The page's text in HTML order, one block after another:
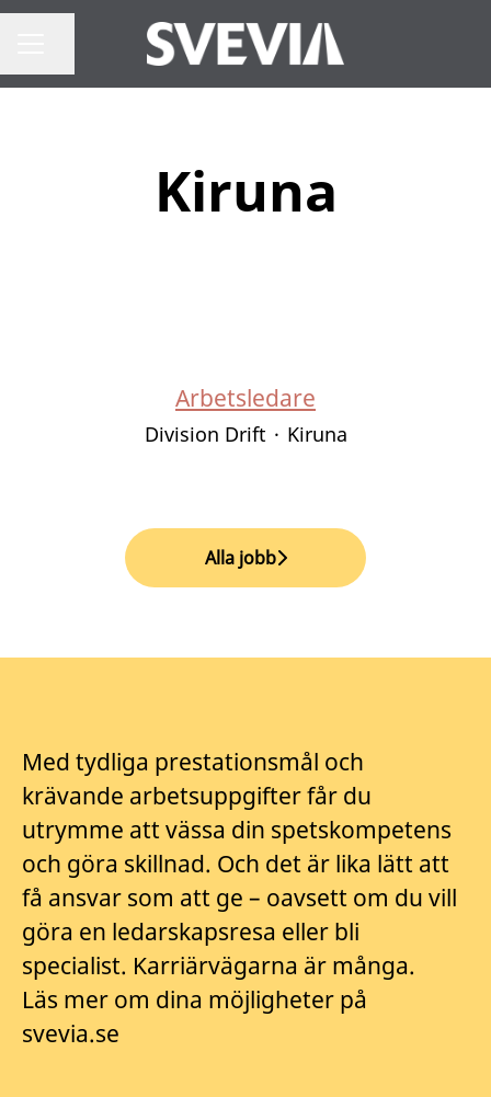
Kiruna
Arbetsledare
Division Drift · Kiruna
Alla jobb
Med tydliga prestationsmål och
krävande arbetsuppgifter får du
utrymme att vässa din spetskompetens
och göra skillnad. Och det är lika lätt att
få ansvar som att ge – oavsett om du vill
göra en ledarskapsresa eller bli
specialist. Karriärvägarna är många.
Läs mer om dina möjligheter på
svevia.se